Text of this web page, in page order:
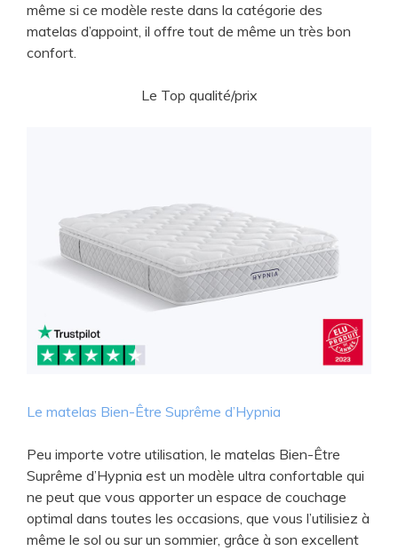
même si ce modèle reste dans la catégorie des
matelas d’appoint, il offre tout de même un très bon
confort.
Le Top qualité/prix
Le matelas Bien-Être Suprême d’Hypnia
Peu importe votre utilisation, le matelas Bien-Être
Suprême d’Hypnia est un modèle ultra confortable qui
ne peut que vous apporter un espace de couchage
optimal dans toutes les occasions, que vous l’utilisiez à
même le sol ou sur un sommier, grâce à son excellent